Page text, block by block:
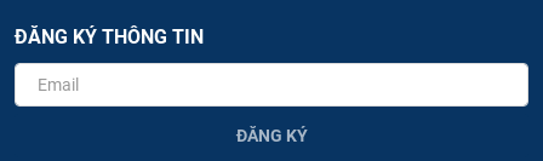
ĐĂNG KÝ THÔNG TIN
ĐĂNG KÝ